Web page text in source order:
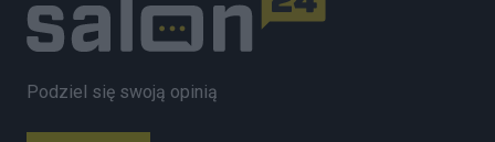
Podziel się swoją opinią